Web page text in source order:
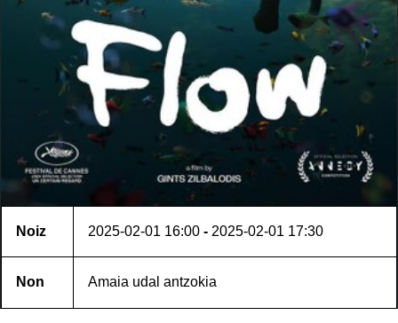
Noiz 2025-02-01 16:00 - 2025-02-01 17:30
Non Amaia udal antzokia